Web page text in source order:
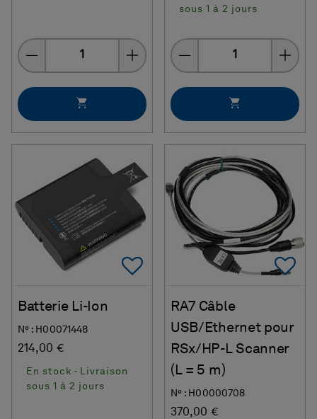
Quantity
sous 1 à 2 jours
Quantity
Add To Favorites
Batterie Li-Ion
N° : H00071448
214,00 €
En stock - Livraison
sous 1 à 2 jours
RA7 Câble
USB/Ethernet pour
RSx/HP-L Scanner
(L = 5 m)
N° : H00000708
370,00 €